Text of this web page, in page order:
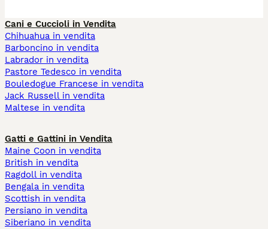
Cani e Cuccioli in Vendita
Chihuahua in vendita
Barboncino in vendita
Labrador in vendita
Pastore Tedesco in vendita
Bouledogue Francese in vendita
Jack Russell in vendita
Maltese in vendita
Gatti e Gattini in Vendita
Maine Coon in vendita
British in vendita
Ragdoll in vendita
Bengala in vendita
Scottish in vendita
Persiano in vendita
Siberiano in vendita